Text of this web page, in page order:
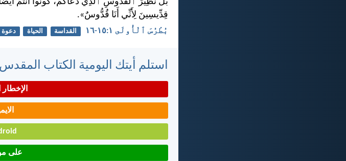
قِدِّيسِينَ لِأَنِّي أَنَا قُدُّوسٌ».
بُطْرُسَ ٱلْأُولَى ١:‏١٥-‏١٦ القداسة الحياة دعوة
استلم أيتك اليومية الكتاب المقدس
على